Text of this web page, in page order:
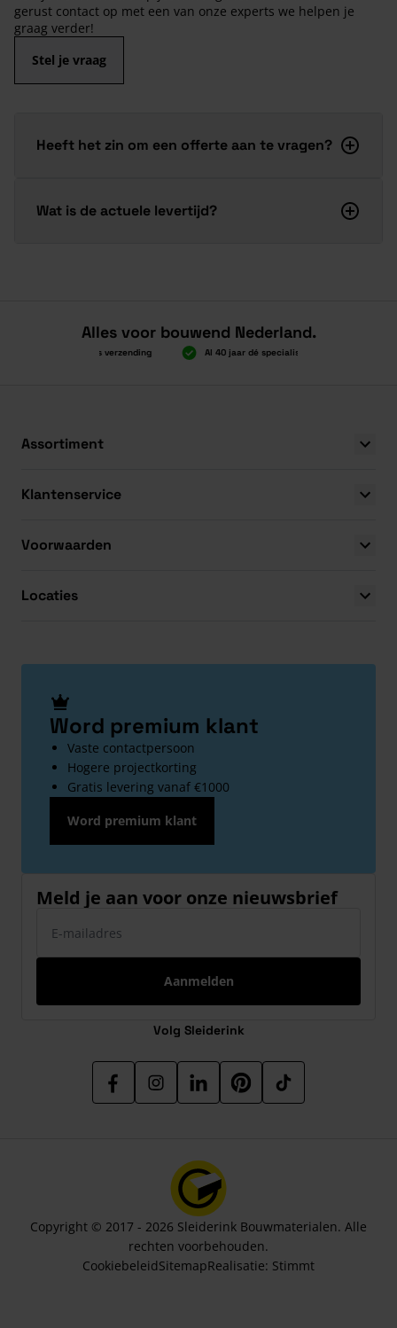
gerust contact op met een van onze experts we helpen je
graag verder!
Stel je vraag
Heeft het zin om een offerte aan te vragen?
Wat is de actuele levertijd?
Alles voor bouwend Nederland.
Boven 2.000 gratis verzending Al 40 jaar dé specialist
Assortiment
Klantenservice
Voorwaarden
Locaties
Word premium klant
Vaste contactpersoon
Hogere projectkorting
Gratis levering vanaf €1000
Word premium klant
Meld je aan voor onze nieuwsbrief
Aanmelden
Volg Sleiderink
Copyright © 2017 - 2026 Sleiderink Bouwmaterialen. Alle
rechten voorbehouden.
CookiebeleidSitemapRealisatie: Stimmt